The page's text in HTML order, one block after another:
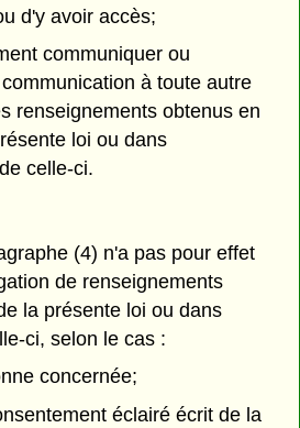
d'y avoir accès;
communiquer ou
à toute autre
renseignements obtenus en
loi ou dans
celle-ci.
(4) n'a pas pour effet
de renseignements
la présente loi ou dans
ci, selon le cas :
concernée;
éclairé écrit de la